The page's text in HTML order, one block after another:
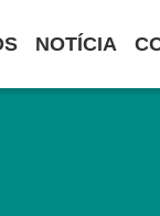
NOTÍCIA